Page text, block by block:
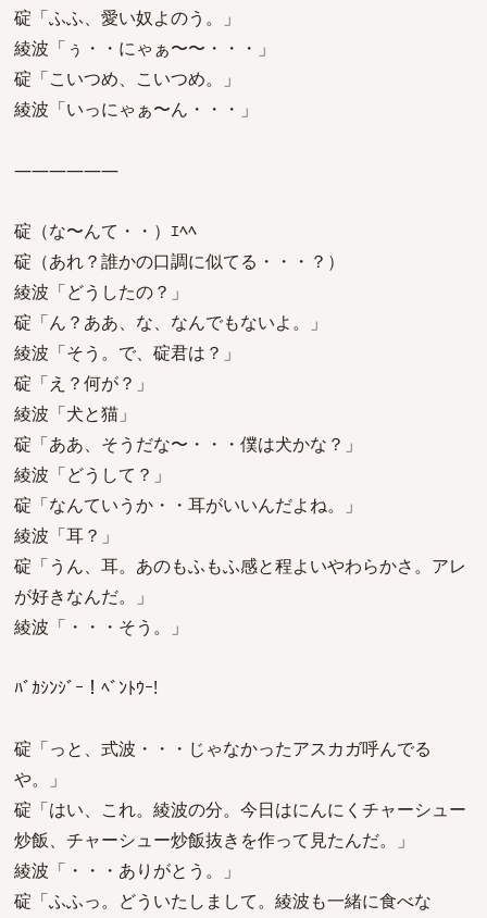
碇「ふふ、愛い奴よのう。」
綾波「ぅ・・にゃぁ〜〜・・・」
碇「こいつめ、こいつめ。」
綾波「いっにゃぁ〜ん・・・」
――――――
碇（な〜んて・・）ｴﾍﾍ
碇（あれ？誰かの口調に似てる・・・？）
綾波「どうしたの？」
碇「ん？ああ、な、なんでもないよ。」
綾波「そう。で、碇君は？」
碇「え？何が？」
綾波「犬と猫」
碇「ああ、そうだな〜・・・僕は犬かな？」
綾波「どうして？」
碇「なんていうか・・耳がいいんだよね。」
綾波「耳？」
碇「うん、耳。あのもふもふ感と程よいやわらかさ。アレ
が好きなんだ。」
綾波「・・・そう。」
ﾊﾞｶｼﾝｼﾞｰ！ﾍﾞﾝﾄｳｰ!
碇「っと、式波・・・じゃなかったアスカガ呼んでる
や。」
碇「はい、これ。綾波の分。今日はにんにくチャーシュー
炒飯、チャーシュー炒飯抜きを作って見たんだ。」
綾波「・・・ありがとう。」
碇「ふふっ。どういたしまして。綾波も一緒に食べな